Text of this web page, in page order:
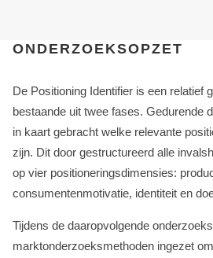
ONDERZOEKSOPZET
De Positioning Identifier is een relatief
bestaande uit twee fases. Gedurende
in kaart gebracht welke relevante
zijn. Dit door gestructureerd alle
op vier positioneringsdimensies:
consumentenmotivatie, identiteit en
Tijdens de daaropvolgende
marktonderzoeksmethoden ingezet